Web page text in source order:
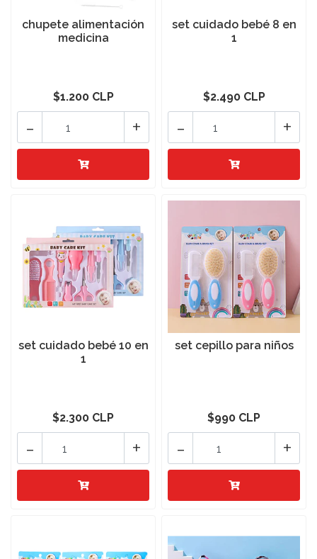
chupete alimentación
medicina
$1.200 CLP
+
-
set cuidado bebé 8 en
1
$2.490 CLP
+
-
set cuidado bebé 10 en
1
$2.300 CLP
+
-
set cepillo para niños
$990 CLP
+
-